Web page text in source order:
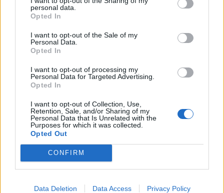
personal data.
Opted In
I want to opt-out of the Sale of my
Personal Data.
Opted In
I want to opt-out of processing my
Personal Data for Targeted Advertising.
Opted In
I want to opt-out of Collection, Use,
Retention, Sale, and/or Sharing of my
Personal Data that Is Unrelated with the
Purposes for which it was collected.
Opted Out
CONFIRM
Data Deletion Data Access Privacy Policy
Σας έχουμε συνηθίσει περισσότερο σε κωμικούς
Το κοιτάω. Το ψάχνω. Όποτε έχω παίξει σε έργα
σκοτεινά με βαρύ συναισθηματικό φορτίο και
φόνους έχω περάσει πολύ όμορφα. Με την
έννοια ότι αυτό το ταξίδι μου δίνει πολλά. Πολύ
εύκολα θα έμπαινα σε αυτή τη διαδικασία. Αν
προκύψει ένας τέτοιος ρόλος, θα τον έκανα
άνετα. Αλλά νομίζω πως οι μεγαλύτερες αλήθειες
λέγονται μέσα στις κωμωδίες και όχι στα
δράματα.
Αποδέχομαι τους
και την πολιτική απορρήτου
X